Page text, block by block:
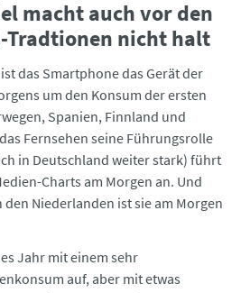
macht auch vor den
Tradtionen nicht halt
das Smartphone das Gerät der
um den Konsum der ersten
Spanien, Finnland und
Fernsehen seine Führungsrolle
in Deutschland weiter stark) führt
Charts am Morgen an. Und
den Niederlanden ist sie am Morgen
Jahr mit einem sehr
auf, aber mit etwas